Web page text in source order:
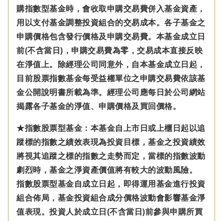
購指數型基金時，會收取申購交易費併入基金資產，
用以支付基金調整投資組合的交易成本。各子基金之
申購價格包含發行價格及申購交易費。本基金成立日
前(不含當日)，申購交易費為零，交易成本直接反映
在淨值上。除經理公司同意外，自本基金成立日起，
目前股票指數基金每受益權單位之申購交易費依該基
金公開說明書所載為準。經理公司應每日於公司網站
揭露各子基金的淨值、申購價格及買回價格。
★指數股票型基金：本基金自上市日或上櫃日起以追
蹤標的指數之績效表現為投資目標，基金之投資績效
將視其追蹤之標的指數之走勢而定，當標的指數波動
劇烈時，基金之淨資產價值將有較大的波動風險。
指數股票型基金自成立日起，即得運用基金進行投資
組合佈局，基金投資組合成分價格波動會影響基金淨
值表現。投資人於成立日(不含當日)前參與申購所買